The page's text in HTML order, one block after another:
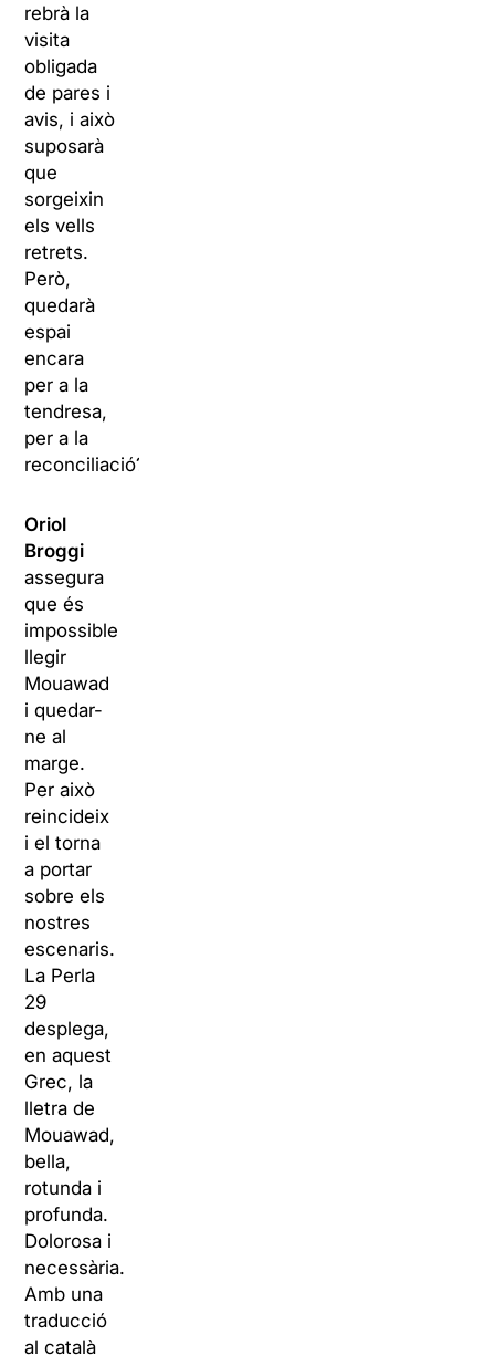
rebrà la
visita
obligada
de pares i
avis, i això
suposarà
que
sorgeixin
els vells
retrets.
Però,
quedarà
espai
encara
per a la
tendresa,
per a la
reconciliació?
Oriol
Broggi
assegura
que és
impossible
llegir
Mouawad
i quedar-
ne al
marge.
Per això
reincideix
i el torna
a portar
sobre els
nostres
escenaris.
La Perla
29
desplega,
en aquest
Grec, la
lletra de
Mouawad,
bella,
rotunda i
profunda.
Dolorosa i
necessària.
Amb una
traducció
al català